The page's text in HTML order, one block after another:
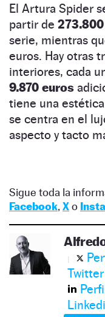
El Artura Spider
partir de
serie, mientras
euros. Hay otras
interiores, cada
9.870 euros
tiene una
se centra en el
aspecto y tacto
Sigue toda la
Facebook, Xo
Twitter